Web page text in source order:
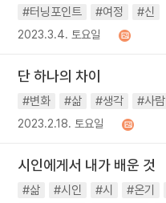
#터닝포인트
#여정 #신
2023.3.4. 토요일
단 하나의 차이
#변화 #삶 #생각 #사람
2023.2.18. 토요일
시인에게서 내가 배운 것
#삶 #시인 #시 #온기